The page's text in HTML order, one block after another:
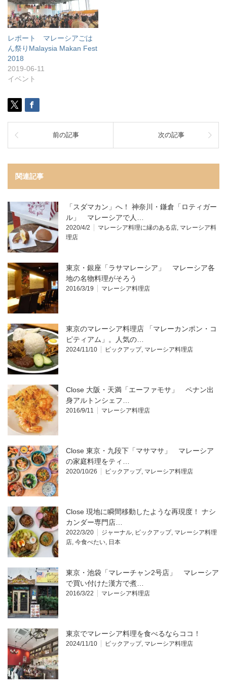
レポート マレーシアごは
ん祭りMalaysia Makan Fest
2018
2019-06-11
イベント
前の記事 次の記事
関連記事
「スダマカン」へ！ 神奈川・鎌倉「ロティガー
ル」 マレーシアで人…
2020/4/2 マレーシア料理に縁のある店, マレーシア料
理店
東京・銀座「ラサマレーシア」 マレーシア各
地の名物料理がそろう
2016/3/19 マレーシア料理店
東京のマレーシア料理店 「マレーカンポン・コ
ピティアム」。人気の…
2024/11/10 ピックアップ, マレーシア料理店
Close 大阪・天満「エーファモサ」 ペナン出
身アルトンシェフ…
2016/9/11 マレーシア料理店
Close 東京・九段下「マサマサ」 マレーシア
の家庭料理をティ…
2020/10/26 ピックアップ, マレーシア料理店
Close 現地に瞬間移動したような再現度！ ナシ
カンダー専門店…
2022/3/20 ジャーナル, ピックアップ, マレーシア料理
店, 今食べたい, 日本
東京・池袋「マレーチャン2号店」 マレーシア
で買い付けた漢方で煮…
2016/3/22 マレーシア料理店
東京でマレーシア料理を食べるならココ！
2024/11/10 ピックアップ, マレーシア料理店